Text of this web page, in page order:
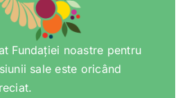
Fundației noastre pentru
sale este oricând